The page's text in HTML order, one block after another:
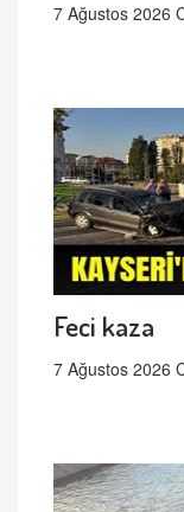
7 Ağustos 2026
Feci kaza
7 Ağustos 2026